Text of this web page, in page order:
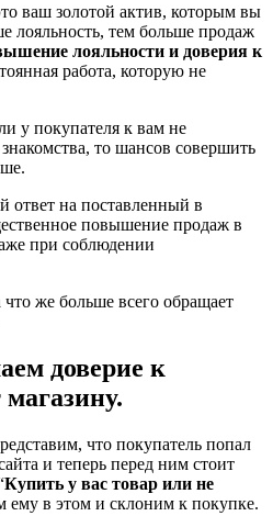
ваш золотой актив, которым вы
тем больше продаж
лояльности и доверия к
работа, которую не
у покупателя к вам не
то шансов совершить
ответ на поставленный в
повышение продаж в
при соблюдении
же больше всего обращает
доверие к
что покупатель попал
и теперь перед ним стоит
Купить у вас товар или не
ему в этом и склоним к покупке.